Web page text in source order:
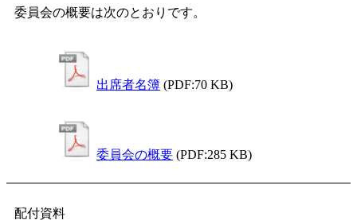
委員会の概要は次のとおりです。
出席者名簿 (PDF:70 KB)
委員会の概要 (PDF:285 KB)
配付資料